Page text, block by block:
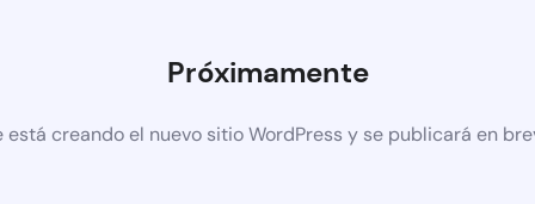
Próximamente
está creando el nuevo sitio WordPress y se publicará en